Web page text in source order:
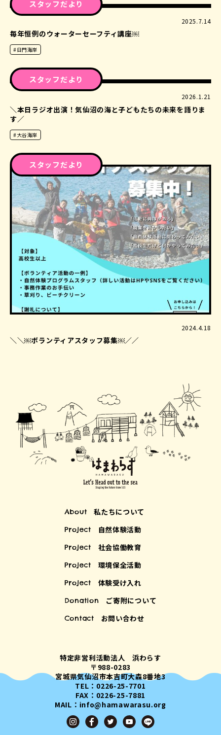
スタッフだより
2025.7.14
毎年恒例のウォーターセーフティ講座￼
#日門海岸
スタッフだより
2026.1.21
＼本日ラジオ出演！気仙沼の海と子どもたちの未来を語りま
す／
#大谷海岸
スタッフだより
2024.4.18
＼＼￼ボランティアスタッフ募集￼／／
About 私たちについて
Project 自然体験活動
Project 社会協働教育
Project 環境保全活動
Project 体験受け入れ
Donation ご寄附について
Contact お問い合わせ
特定非営利活動法人 浜わらす
〒988-0283
宮城県気仙沼市本吉町大森8番地3
TEL：0226-25-7701
FAX：0226-25-7881
MAIL：info@hamawarasu.org